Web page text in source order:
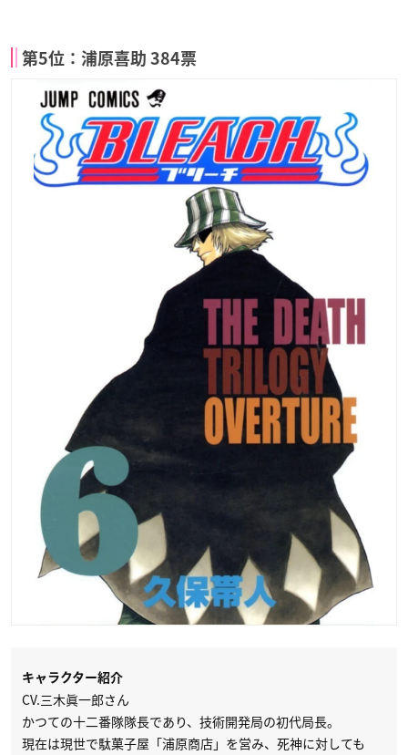
第5位：浦原喜助 384票
キャラクター紹介
CV.三木眞一郎さん
かつての十二番隊隊長であり、技術開発局の初代局長。
現在は現世で駄菓子屋「浦原商店」を営み、死神に対しても